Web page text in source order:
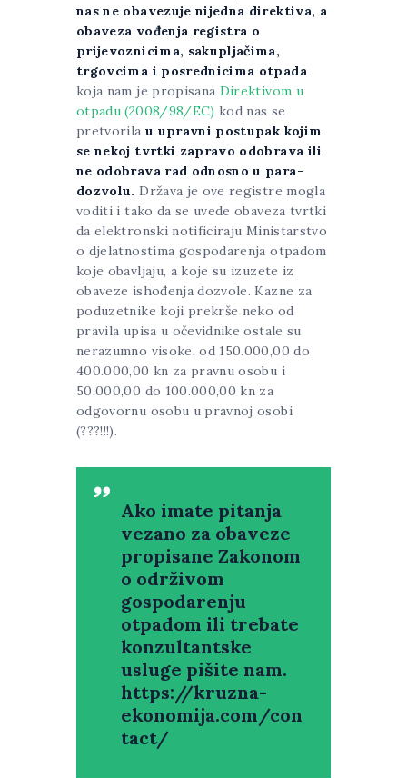
nas ne obavezuje nijedna direktiva, a
obaveza vođenja registra o
prijevoznicima, sakupljačima,
trgovcima i posrednicima otpada
koja nam je propisana Direktivom u
otpadu (2008/98/EC) kod nas se
pretvorila u upravni postupak kojim
se nekoj tvrtki zapravo odobrava ili
ne odobrava rad odnosno u para-
dozvolu. Država je ove registre mogla
voditi i tako da se uvede obaveza tvrtki
da elektronski notificiraju Ministarstvo
o djelatnostima gospodarenja otpadom
koje obavljaju, a koje su izuzete iz
obaveze ishođenja dozvole. Kazne za
poduzetnike koji prekrše neko od
pravila upisa u očevidnike ostale su
nerazumno visoke, od 150.000,00 do
400.000,00 kn za pravnu osobu i
50.000,00 do 100.000,00 kn za
odgovornu osobu u pravnoj osobi
(???!!!).
Ako imate pitanja
vezano za obaveze
propisane Zakonom
o održivom
gospodarenju
otpadom ili trebate
konzultantske
usluge pišite nam.
https://kruzna-
ekonomija.com/con
tact/